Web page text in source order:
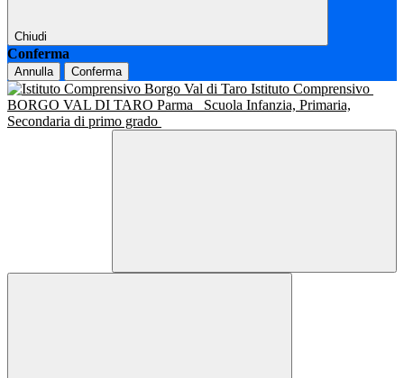
Chiudi
Conferma
Annulla Conferma
Istituto Comprensivo
BORGO VAL DI TARO Parma
Scuola Infanzia, Primaria,
Secondaria di primo grado